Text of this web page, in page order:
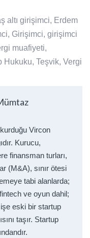
altı girişimci, Erdem
, Girişimci, girişimci
muafiyeti,
Hukuku, Teşvik, Vergi
Vircon
Kurucu,
finansman turları,
(M&A), sınır ötesi
tabi alanlarda;
ve oyun dahil;
eski bir startup
taşır. Startup